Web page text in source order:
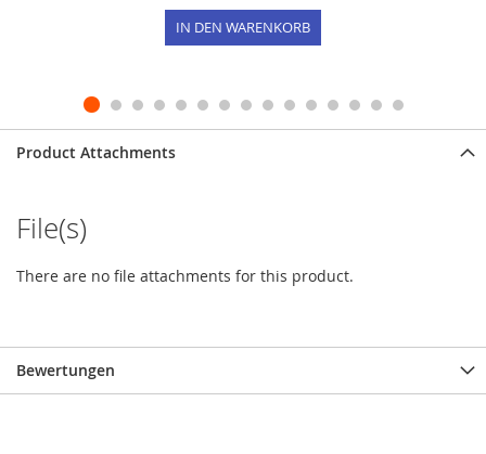
IN DEN WARENKORB
Product Attachments
File(s)
There are no file attachments for this product.
Bewertungen